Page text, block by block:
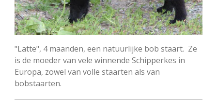
"Latte", 4 maanden, een natuurlijke bob staart. Ze
is de moeder van vele winnende Schipperkes in
Europa, zowel van volle staarten als van
bobstaarten.